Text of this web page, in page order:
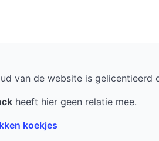
van de website is gelicentieerd
heeft hier geen relatie mee.
koekjes